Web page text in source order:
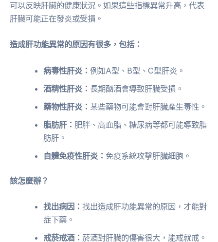
可以反映肝臟的健康狀況。如果這些指標異常升高，代表
肝臟可能正在發炎或受損。
造成肝功能異常的原因有很多，包括：
病毒性肝炎：例如A型、B型、C型肝炎。
酒精性肝炎： 長期酗酒會導致肝臟受損。
藥物性肝炎： 某些藥物可能會對肝臟產生毒性。
脂肪肝： 肥胖、高血脂、糖尿病等都可能導致脂
肪肝。
自體免疫性肝炎： 免疫系統攻擊肝臟細胞。
該怎麼辦？
找出病因：找出造成肝功能異常的原因，才能對
症下藥。
戒菸戒酒：菸酒對肝臟的傷害很大，能戒就戒。